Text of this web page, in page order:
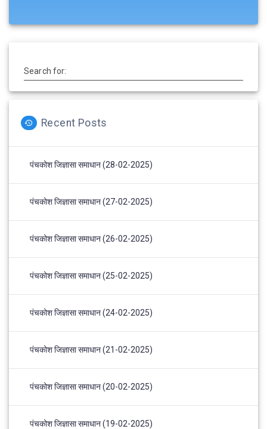
Search for:
Recent Posts
पंचकोश जिज्ञासा समाधान (28-02-2025)
पंचकोश जिज्ञासा समाधान (27-02-2025)
पंचकोश जिज्ञासा समाधान (26-02-2025)
पंचकोश जिज्ञासा समाधान (25-02-2025)
पंचकोश जिज्ञासा समाधान (24-02-2025)
पंचकोश जिज्ञासा समाधान (21-02-2025)
पंचकोश जिज्ञासा समाधान (20-02-2025)
पंचकोश जिज्ञासा समाधान (19-02-2025)